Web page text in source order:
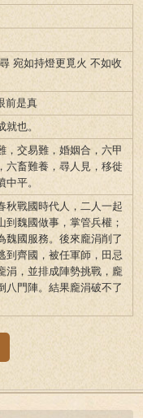
宛如持燈更覓火 不如收
前是真
也。
，交易難，婚姻合，六甲
六畜難養，尋人見，移徙
平。
秋戰國時代人，二人一起
到魏國做事，掌管兵權；
魏國服務。後來龐涓削了
到齊國，被任軍師，田忌
涓，並排成陣勢挑戰，龐
八門陣。結果龐涓破不了